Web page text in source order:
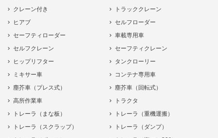
クレーン付き
トラッククレーン
ヒアブ
セルフローダー
セーフティローダー
車載専用車
セルフクレーン
セーフティクレーン
ヒップリフター
タンクローリー
ミキサー車
コンテナ専用車
塵芥車（プレス式）
塵芥車（回転式）
高所作業車
トラクタ
トレーラ（まな板）
トレーラ（重機運搬）
トレーラ（スクラップ）
トレーラ（ダンプ）